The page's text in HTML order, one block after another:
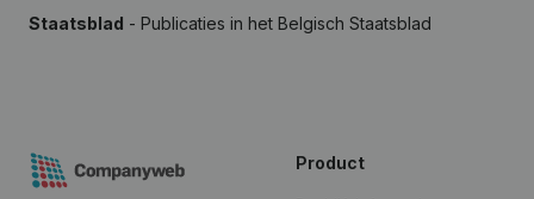
Staatsblad - Publicaties in het Belgisch Staatsblad
Product